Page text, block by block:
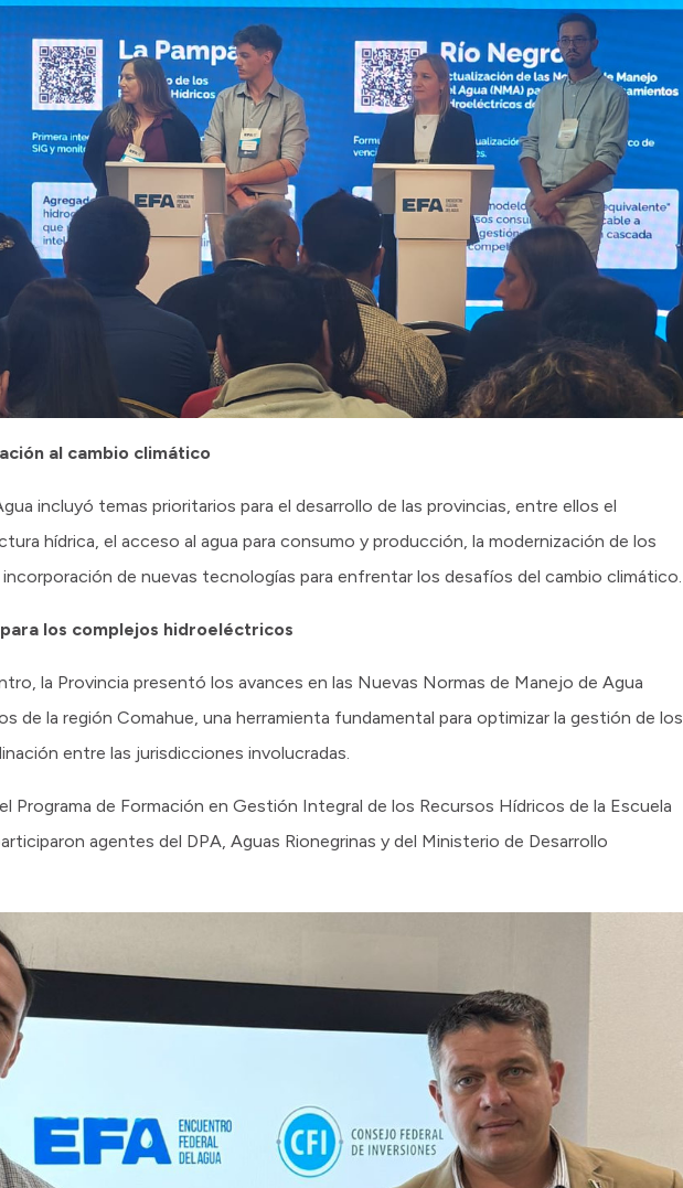
al cambio climático
incluyó temas prioritarios para el desarrollo de las provincias, entre ellos el
hídrica, el acceso al agua para consumo y producción, la modernización de los
de nuevas tecnologías para enfrentar los desafíos del cambio climático.
los complejos hidroeléctricos
la Provincia presentó los avances en las Nuevas Normas de Manejo de Agua
de la región Comahue, una herramienta fundamental para optimizar la gestión de los
entre las jurisdicciones involucradas.
Programa de Formación en Gestión Integral de los Recursos Hídricos de la Escuela
agentes del DPA, Aguas Rionegrinas y del Ministerio de Desarrollo